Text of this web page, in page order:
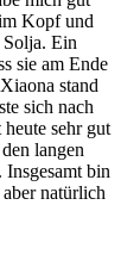
Kopf und
Ein
sie am Ende
stand
sich nach
sehr gut
langen
bin
natürlich